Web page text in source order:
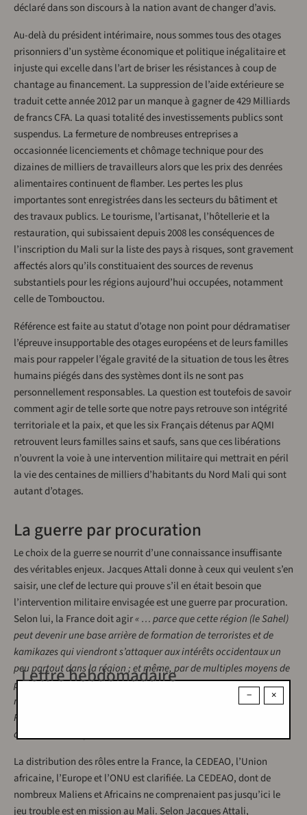
déclaré dans son discours à la nation avant de changer d’avis.
Au-delà du président intérimaire, nous sommes tous des otages
prisonniers d’un système économique et politique inégalitaire et
injuste qui excelle dans l’art de briser les résistances à coup de
chantage au financement. La suppression de l’aide extérieure se
traduit cette année 2012 par un manque à gagner de 429 Milliards
de francs CFA. La quasi totalité des investissements publics sont
suspendus. La fermeture de nombreuses entreprises a
occasionnée licenciements et chômage technique pour des
dizaines de milliers de travailleurs alors que les prix des denrées
alimentaires continuent de flamber. Les pertes les plus
importantes sont enregistrées dans les secteurs du bâtiment et
des travaux publics. Le tourisme, l’artisanat, l’hôtellerie et la
restauration, qui subissaient depuis 2008 les conséquences de
l’inscription du Mali sur la liste des pays à risques, sont gravement
affectés alors qu’ils constituaient des sources de revenus
substantiels pour les régions aujourd’hui occupées, notamment
celle de Tombouctou.
Référence est faite au statut d’otage non point pour dédramatiser
l’épreuve insupportable des otages européens et de leurs familles
mais pour rappeler l’égale gravité de la situation de tous les êtres
humains piégés dans des systèmes dont ils ne sont pas
personnellement responsables. La question est toutefois de savoir
comment agir de telle sorte que notre pays retrouve son intégrité
territoriale et la paix, et que les six Français détenus par AQMI
retrouvent leurs familles sains et saufs, sans que ces libérations
n’ouvrent la voie à une intervention militaire qui mettrait en péril
la vie des centaines de milliers d’habitants du Nord Mali qui sont
autant d’otages.
La guerre par procuration
Le choix de la guerre se nourrit d’une connaissance insuffisante
des véritables enjeux. Jacques Attali donne à ceux qui veulent s’en
saisir, une clef de lecture qui prouve s’il en était besoin que
l’intervention militaire envisagée est une guerre par procuration.
Selon lui, la France doit agir« … parce que cette région (le Sahel)
peut devenir une base arrière de formation de terroristes et de
kamikazes qui viendront s’attaquer aux intérêts occidentaux un
peu partout dans la région ; et même, par de multiples moyens de
passage, en Europe. Ils ne sont encore que quelques centaines ; si
rien n’est fait, ils seront bientôt plusieurs milliers, venus du
Pakistan, d’Indonésie et d’Amérique Latine. Et les gisements
d’uranium du Niger, essentiels à la France, ne sont pas loin. »
La distribution des rôles entre la France, la CEDEAO, l’Union
africaine, l’Europe et l’ONU est clarifiée. La CEDEAO, dont de
nombreux Maliens et Africains ne comprenaient pas jusqu’ici le
jeu trouble est en mission au Mali. Selon Jacques Attali,
×
−
Lettre hebdomadaire